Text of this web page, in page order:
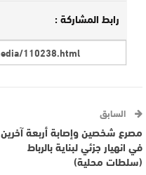
رابط المشاركة :
السابق
مصرع شخصين وإصابة أربعة آخرين
في انهيار جزئي لبناية بالرباط
(سلطات محلية)